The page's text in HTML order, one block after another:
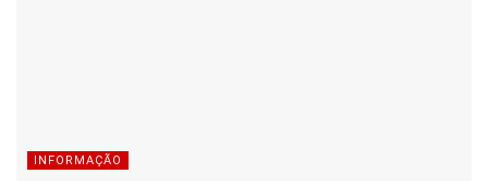
INFORMAÇÃO